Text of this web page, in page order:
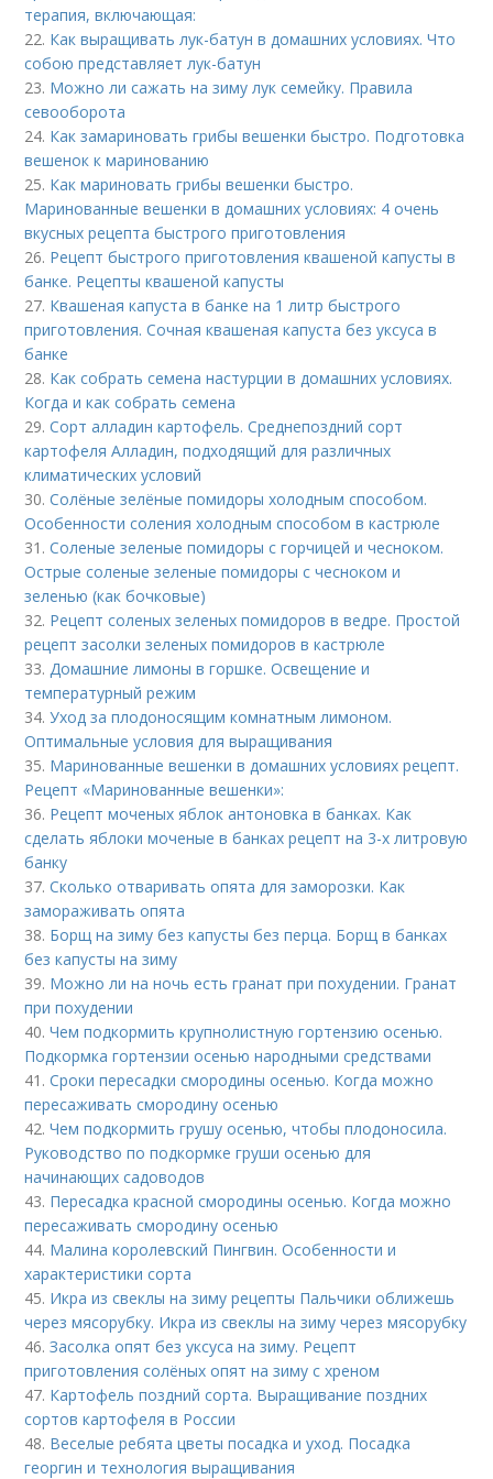
терапия, включающая:
22. Как выращивать лук-батун в домашних условиях. Что
собою представляет лук-батун
23. Можно ли сажать на зиму лук семейку. Правила
севооборота
24. Как замариновать грибы вешенки быстро. Подготовка
вешенок к маринованию
25. Как мариновать грибы вешенки быстро.
Маринованные вешенки в домашних условиях: 4 очень
вкусных рецепта быстрого приготовления
26. Рецепт быстрого приготовления квашеной капусты в
банке. Рецепты квашеной капусты
27. Квашеная капуста в банке на 1 литр быстрого
приготовления. Сочная квашеная капуста без уксуса в
банке
28. Как собрать семена настурции в домашних условиях.
Когда и как собрать семена
29.Сорт алладин картофель. Среднепоздний сорт
картофеля Алладин, подходящий для различных
климатических условий
30.Солёные зелёные помидоры холодным способом.
Особенности соления холодным способом в кастрюле
31.Соленые зеленые помидоры с горчицей и чесноком.
Острые соленые зеленые помидоры с чесноком и
зеленью (как бочковые)
32. Рецепт соленых зеленых помидоров в ведре. Простой
рецепт засолки зеленых помидоров в кастрюле
33. Домашние лимоны в горшке. Освещение и
температурный режим
34.Уход за плодоносящим комнатным лимоном.
Оптимальные условия для выращивания
35. Маринованные вешенки в домашних условиях рецепт.
Рецепт «Маринованные вешенки»:
36. Рецепт моченых яблок антоновка в банках. Как
сделать яблоки моченые в банках рецепт на 3-х литровую
банку
37.Сколько отваривать опята для заморозки. Как
замораживать опята
38. Борщ на зиму без капусты без перца. Борщ в банках
без капусты на зиму
39. Можно ли на ночь есть гранат при похудении. Гранат
при похудении
40.Чем подкормить крупнолистную гортензию осенью.
Подкормка гортензии осенью народными средствами
41.Сроки пересадки смородины осенью. Когда можно
пересаживать смородину осенью
42.Чем подкормить грушу осенью, чтобы плодоносила.
Руководство по подкормке груши осенью для
начинающих садоводов
43. Пересадка красной смородины осенью. Когда можно
пересаживать смородину осенью
44. Малина королевский Пингвин. Особенности и
характеристики сорта
45. Икра из свеклы на зиму рецепты Пальчики оближешь
через мясорубку. Икра из свеклы на зиму через мясорубку
46.Засолка опят без уксуса на зиму. Рецепт
приготовления солёных опят на зиму с хреном
47. Картофель поздний сорта. Выращивание поздних
сортов картофеля в России
48. Веселые ребята цветы посадка и уход. Посадка
георгин и технология выращивания